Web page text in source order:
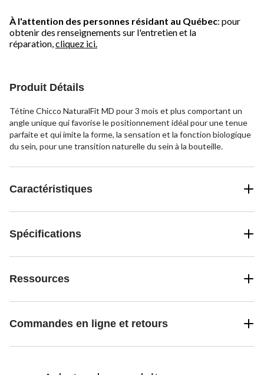
À l'attention des personnes résidant au Québec: pour
obtenir des renseignements sur l'entretien et la
réparation, cliquez ici.
Produit Détails
Tétine Chicco NaturalFit MD pour 3 mois et plus comportant un
angle unique qui favorise le positionnement idéal pour une tenue
parfaite et qui imite la forme, la sensation et la fonction biologique
du sein, pour une transition naturelle du sein à la bouteille.
Caractéristiques
Spécifications
Ressources
Commandes en ligne et retours